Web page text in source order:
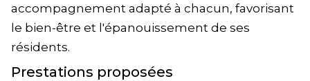
accompagnement adapté à chacun, favorisant
le bien-être et l'épanouissement de ses
résidents.
Prestations proposées